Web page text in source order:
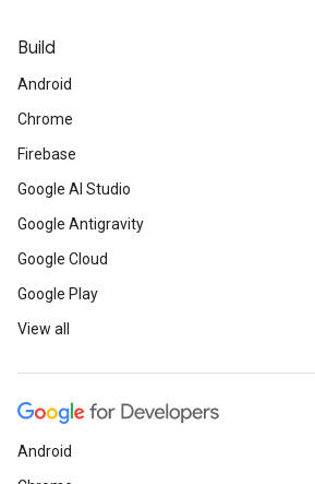
Build
Android
Chrome
Firebase
Google AI Studio
Google Antigravity
Google Cloud
Google Play
View all
Android